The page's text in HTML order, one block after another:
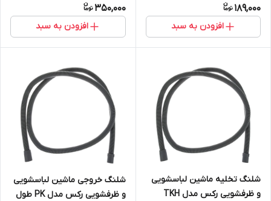
189,000
افزودن به سبد
350,000
افزودن به سبد
شلنگ تخلیه ماشین لباسشویی
و ظرفشویی رکس مدل TKH
شلنگ خروجی ماشین لباسشویی
و ظرفشویی رکس مدل PK طول